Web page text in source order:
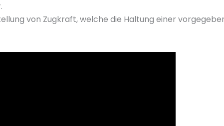
von Zugkraft, welche die Haltung einer